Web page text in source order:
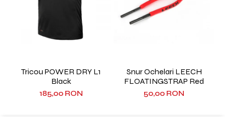
Tricou POWER DRY L1
Black
185,00 RON
Snur Ochelari LEECH
FLOATINGSTRAP Red
50,00 RON